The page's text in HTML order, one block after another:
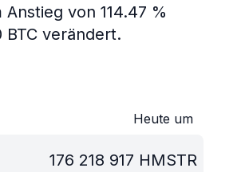
von 114.47 %
BTC verändert.
Heute um
176 218 917 HMSTR